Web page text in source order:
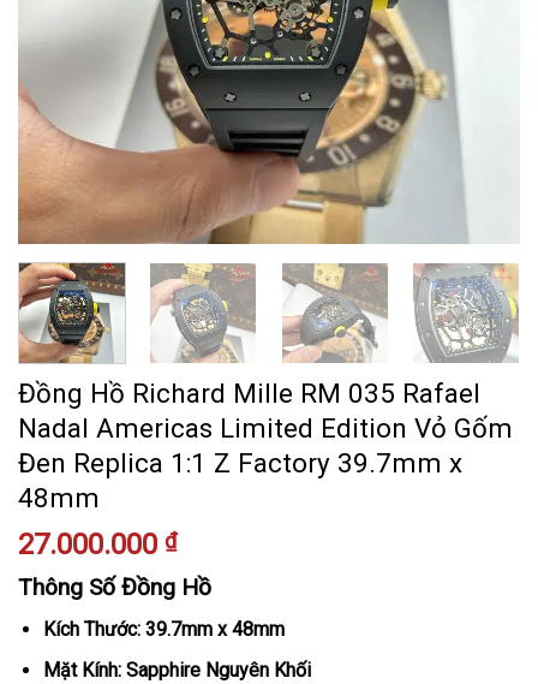
Đồng Hồ Richard Mille RM 035 Rafael
Nadal Americas Limited Edition Vỏ Gốm
Đen Replica 1:1 Z Factory 39.7mm x
48mm
27.000.000 ₫
Thông Số Đồng Hồ
Kích Thước: 39.7mm x 48mm
Mặt Kính: Sapphire Nguyên Khối